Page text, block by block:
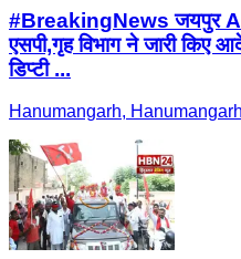
#BreakingNews जयपुर
एसपी,गृह विभाग ने जारी किए
डिप्टी ...
Hanumangarh,